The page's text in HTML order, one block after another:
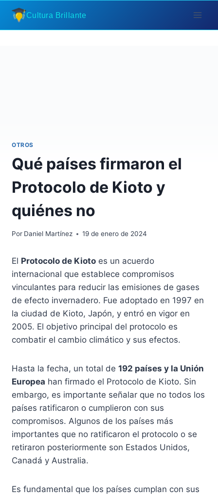
Saltar
contenido
Cultura Brillante
OTROS
Qué países firmaron el
Protocolo de Kioto y
quiénes no
Por Daniel Martínez 19 de enero de 2024
El Protocolo de Kioto es un acuerdo
internacional que establece compromisos
vinculantes para reducir las emisiones de gases
de efecto invernadero. Fue adoptado en 1997 en
la ciudad de Kioto, Japón, y entró en vigor en
2005. El objetivo principal del protocolo es
combatir el cambio climático y sus efectos.
Hasta la fecha, un total de 192 países y la Unión
Europea han firmado el Protocolo de Kioto. Sin
embargo, es importante señalar que no todos los
países ratificaron o cumplieron con sus
compromisos. Algunos de los países más
importantes que no ratificaron el protocolo o se
retiraron posteriormente son Estados Unidos,
Canadá y Australia.
Es fundamental que los países cumplan con sus